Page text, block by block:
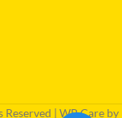
| WP Care by